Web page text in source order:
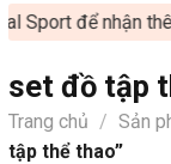
để nhận
set đồ tập
Trang chủ / Sản
tập thể thao”